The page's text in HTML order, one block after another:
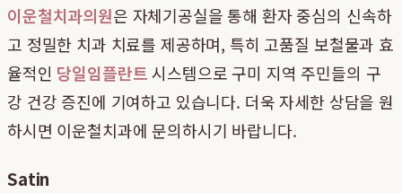
이운철치과의원은 자체기공실을 통해 환자 중심의 신속하
고 정밀한 치과 치료를 제공하며, 특히 고품질 보철물과 효
율적인 당일임플란트시스템으로 구미 지역 주민들의 구
강 건강 증진에 기여하고 있습니다. 더욱 자세한 상담을 원
하시면 이운철치과에 문의하시기 바랍니다.
Satin